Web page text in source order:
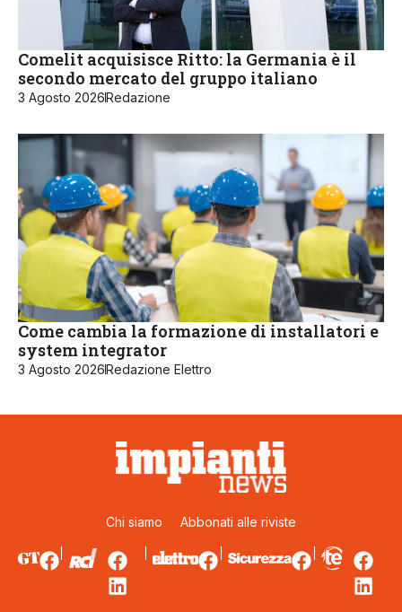
Comelit acquisisce Ritto: la Germania è il
secondo mercato del gruppo italiano
3 Agosto 2026Redazione
Come cambia la formazione di installatori e
system integrator
3 Agosto 2026Redazione Elettro
Chi siamo Abbonati alle riviste